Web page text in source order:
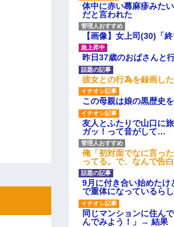
体中に赤い蕁麻疹みた
だと言われた
【画像】女上司(30)「
昨日37歳のおばさんと
彼女との行為を録画し
この母親は娘の黒歴史
友人とふたりで山口に
ガッ！って音がして…
俺「初対面でなに言っ
ってる。で、なんで告
9月に付き合い始めたけ
で重体になっているら
同じマンションに住ん
んでみよう！」→ 結果